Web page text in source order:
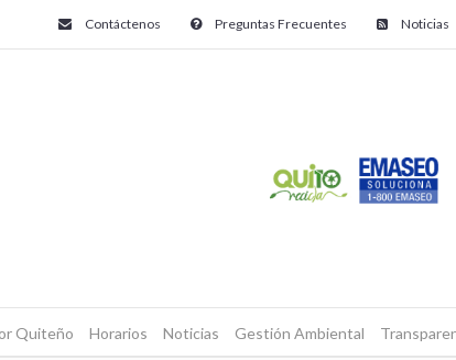
Contáctenos Preguntas Frecuentes Noticias
Quiteño Horarios Noticias Gestión Ambiental